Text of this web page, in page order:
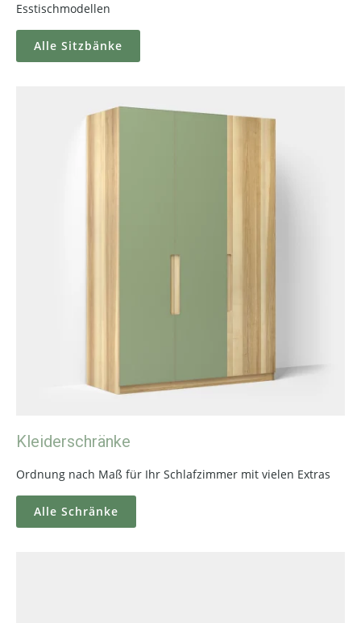
Esstischmodellen
Alle Sitzbänke
Kleiderschränke
Ordnung nach Maß für Ihr Schlafzimmer mit vielen Extras
Alle Schränke